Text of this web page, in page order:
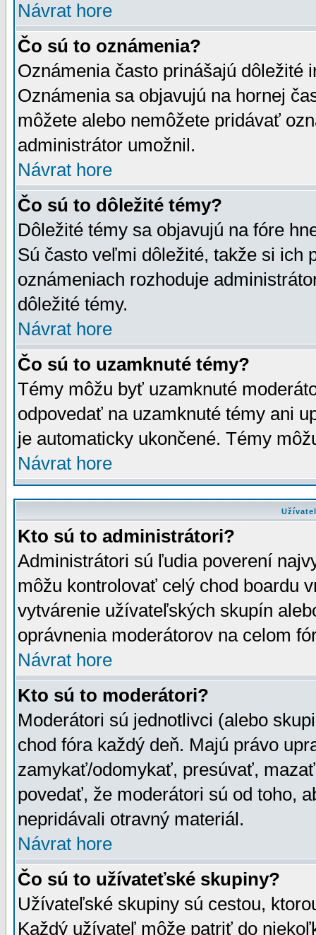
Návrat hore
Čo sú to oznámenia?
Oznámenia často prinášajú dôležité
Oznámenia sa objavujú na hornej
môžete alebo nemôžete pridávať
administrátor umožnil.
Návrat hore
Čo sú to dôležité témy?
Dôležité témy sa objavujú na fóre
Sú často veľmi dôležité, takže si ich
oznámeniach rozhoduje
dôležité témy.
Návrat hore
Čo sú to uzamknuté témy?
Témy môžu byť uzamknuté
odpovedať na uzamknuté témy ani
je automaticky ukončené. Témy
Návrat hore
Kto sú to administrátori?
Administrátori sú ľudia poverení
môžu kontrolovať celý chod boardu
vytvárenie užívateľských skupín
oprávnenia moderátorov na celom
Návrat hore
Kto sú to moderátori?
Moderátori sú jednotlivci (alebo
chod fóra každý deň. Majú právo
zamykať/odomykať, presúvať,
povedať, že moderátori sú od toho,
nepridávali otravný materiál.
Návrat hore
Čo sú to užívateťské skupiny?
Užívateľské skupiny sú cestou,
Každý užívateľ môže patriť do